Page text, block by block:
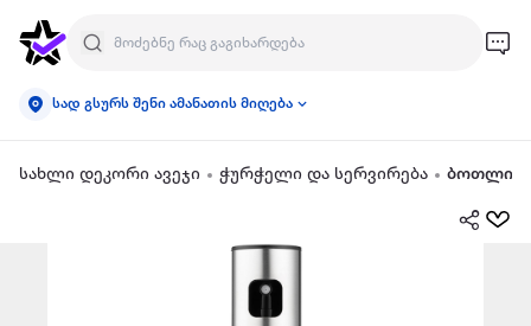
სად გსურს შენი ამანათის მიღება
სახლი დეკორი ავეჯი ჭურჭელი და სერვირება ბოთლი